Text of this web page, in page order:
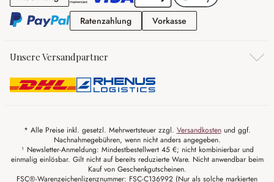
RatenzahlungRatenzahlung
Vorkasse
Unsere Versandpartner
* Alle Preise inkl. gesetzl. Mehrwertsteuer zzgl. Versandkostenund ggf.
Nachnahmegebühren, wenn nicht anders angegeben.
¹ Newsletter-Anmeldung: Mindestbestellwert 45 €; nicht kombinierbar und
einmalig einlösbar. Gilt nicht auf bereits reduzierte Ware. Nicht anwendbar beim
Kauf von Geschenkgutscheinen.
FSC®-Warenzeichenlizenznummer: FSC-C136992 (Nur als solche markierten